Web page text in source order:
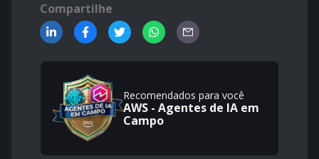
Compartilhe
Recomendados para você
AWS - Agentes de IA em
Campo